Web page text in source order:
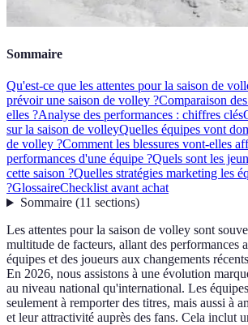
Sommaire
Qu'est-ce que les attentes pour la saison de
prévoir une saison de volley ?Comparaison
elles ?Analyse des performances : chiffres clés
sur la saison de volleyQuelles équipes vont
de volley ?Comment les blessures vont-elles
performances d'une équipe ?Quels sont les
cette saison ?Quelles stratégies marketing les
?GlossaireChecklist avant achat
Sommaire(11 sections)
Les attentes pour la saison de volley sont
multitude de facteurs, allant des performances
équipes et des joueurs aux changements
En 2026, nous assistons à une évolution
au niveau national qu'international. Les
seulement à remporter des titres, mais aussi à
et leur attractivité auprès des fans. Cela inclut